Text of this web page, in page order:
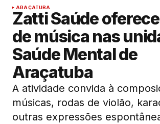
ARAÇATUBA
Zatti Saúde
de música nas
Saúde Mental de
Araçatuba
A atividade convida à
músicas, rodas de violão,
outras expressões